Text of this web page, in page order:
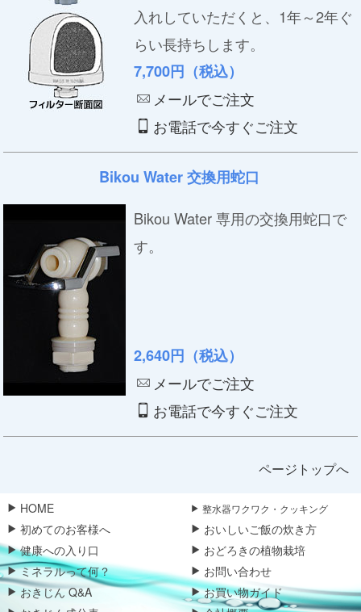
入れしていただくと、1年～2年ぐ
らい長持ちします。
7,700円（税込）
メールでご注文
お電話で今すぐご注文
Bikou Water 交換用蛇口
Bikou Water 専用の交換用蛇口で
す。
2,640円（税込）
メールでご注文
お電話で今すぐご注文
ページトップへ
HOME
初めてのお客様へ
健康への入り口
ミネラルって何？
おきじん Q&A
整水器ワクワク・クッキング
おいしいご飯の炊き方
おどろきの植物栽培
お問い合わせ
お買い物ガイド